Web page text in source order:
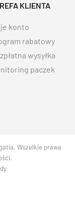
KLIENTA
konto
rabatowy
wysyłka
paczek
Wszelkie prawa
.